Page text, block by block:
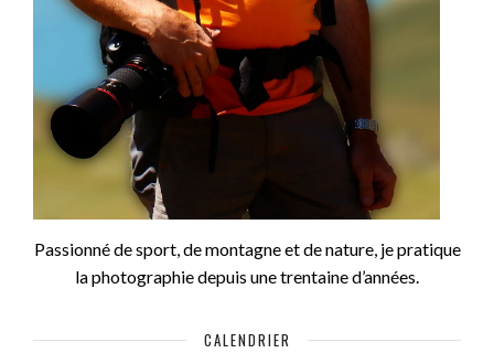
Passionné de sport, de montagne et de nature, je pratique
la photographie depuis une trentaine d’années.
CALENDRIER